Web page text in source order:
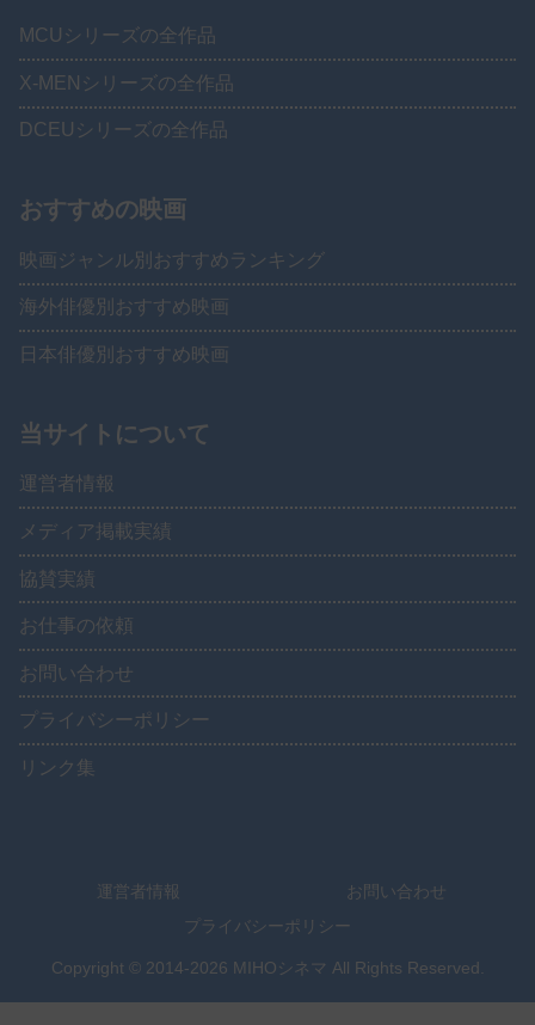
MCUシリーズの全作品
X-MENシリーズの全作品
DCEUシリーズの全作品
おすすめの映画
映画ジャンル別おすすめランキング
海外俳優別おすすめ映画
日本俳優別おすすめ映画
当サイトについて
運営者情報
メディア掲載実績
協賛実績
お仕事の依頼
お問い合わせ
プライバシーポリシー
リンク集
運営者情報
お問い合わせ
プライバシーポリシー
Copyright © 2014-2026 MIHOシネマ All Rights Reserved.